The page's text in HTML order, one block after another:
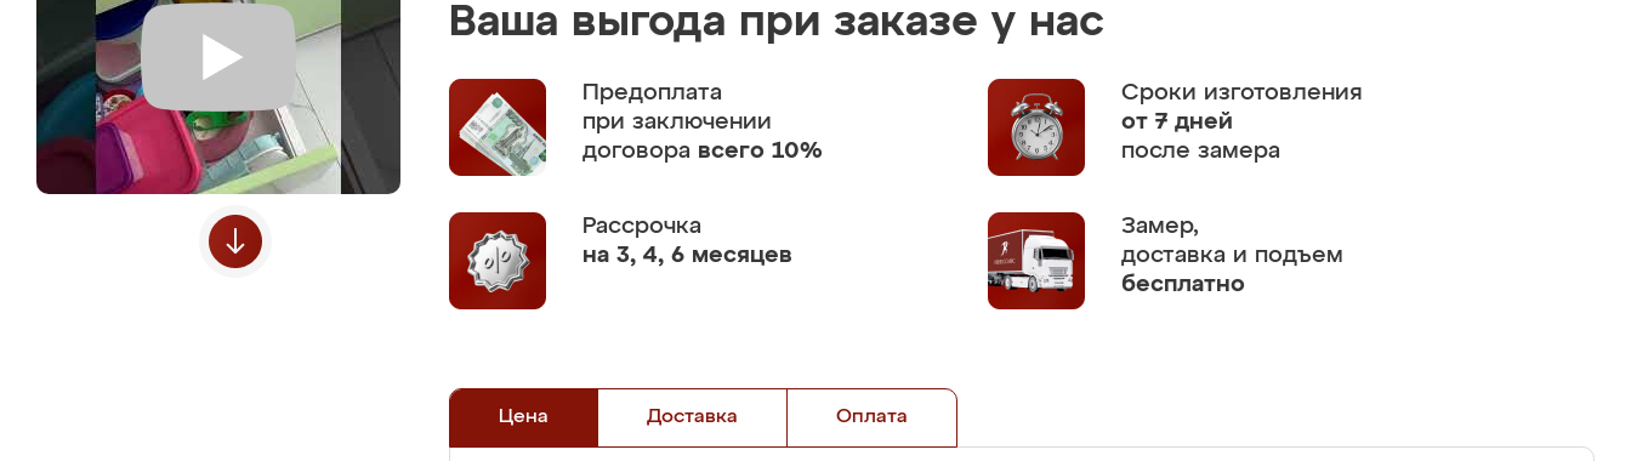
Ваша выгода при заказе у нас
Предоплата
при заключении
договора всего 10%
Сроки изготовления
от 7 дней
после замера
Рассрочка
на 3, 4, 6 месяцев
Замер,
доставка и подъем
бесплатно
Цена Доставка Оплата